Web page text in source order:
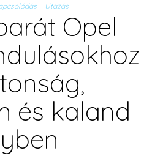
Utazás
Opel
és kaland